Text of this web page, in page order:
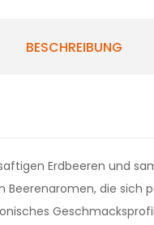
BESCHREIBUNG
Erdbeeren und
die